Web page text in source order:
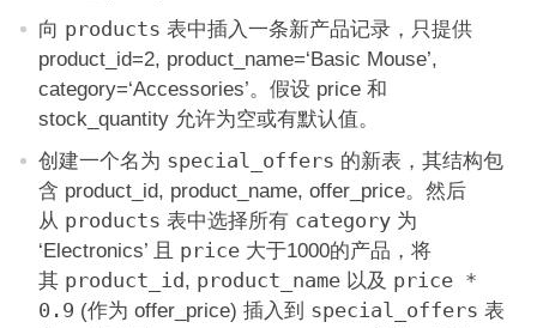
向 products 表中插入一条新产品记录，只提供
product_id=2, product_name=‘Basic Mouse’,
category=‘Accessories’。假设 price 和
stock_quantity 允许为空或有默认值。
创建一个名为 special_offers 的新表，其结构包
含 product_id, product_name, offer_price。然后
从 products 表中选择所有 category为
‘Electronics’ 且 price大于1000的产品，将
其 product_id , product_name以及 price *
0.9 (作为 offer_price) 插入到 special_offers 表